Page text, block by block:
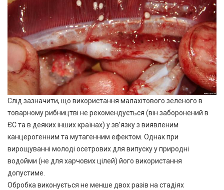
Слід зазначити, що використання малахітового зеленого в
товарному рибництві не рекомендується (він заборонений в
ЄС та в деяких інших країнах) у зв’язку з виявленим
канцерогенним та мутагенним ефектом. Однак при
вирощуванні молоді осетрових для випуску у природні
водойми (не для харчових цілей) його використання
допустиме.
Обробка виконується не менше двох разів на стадіях